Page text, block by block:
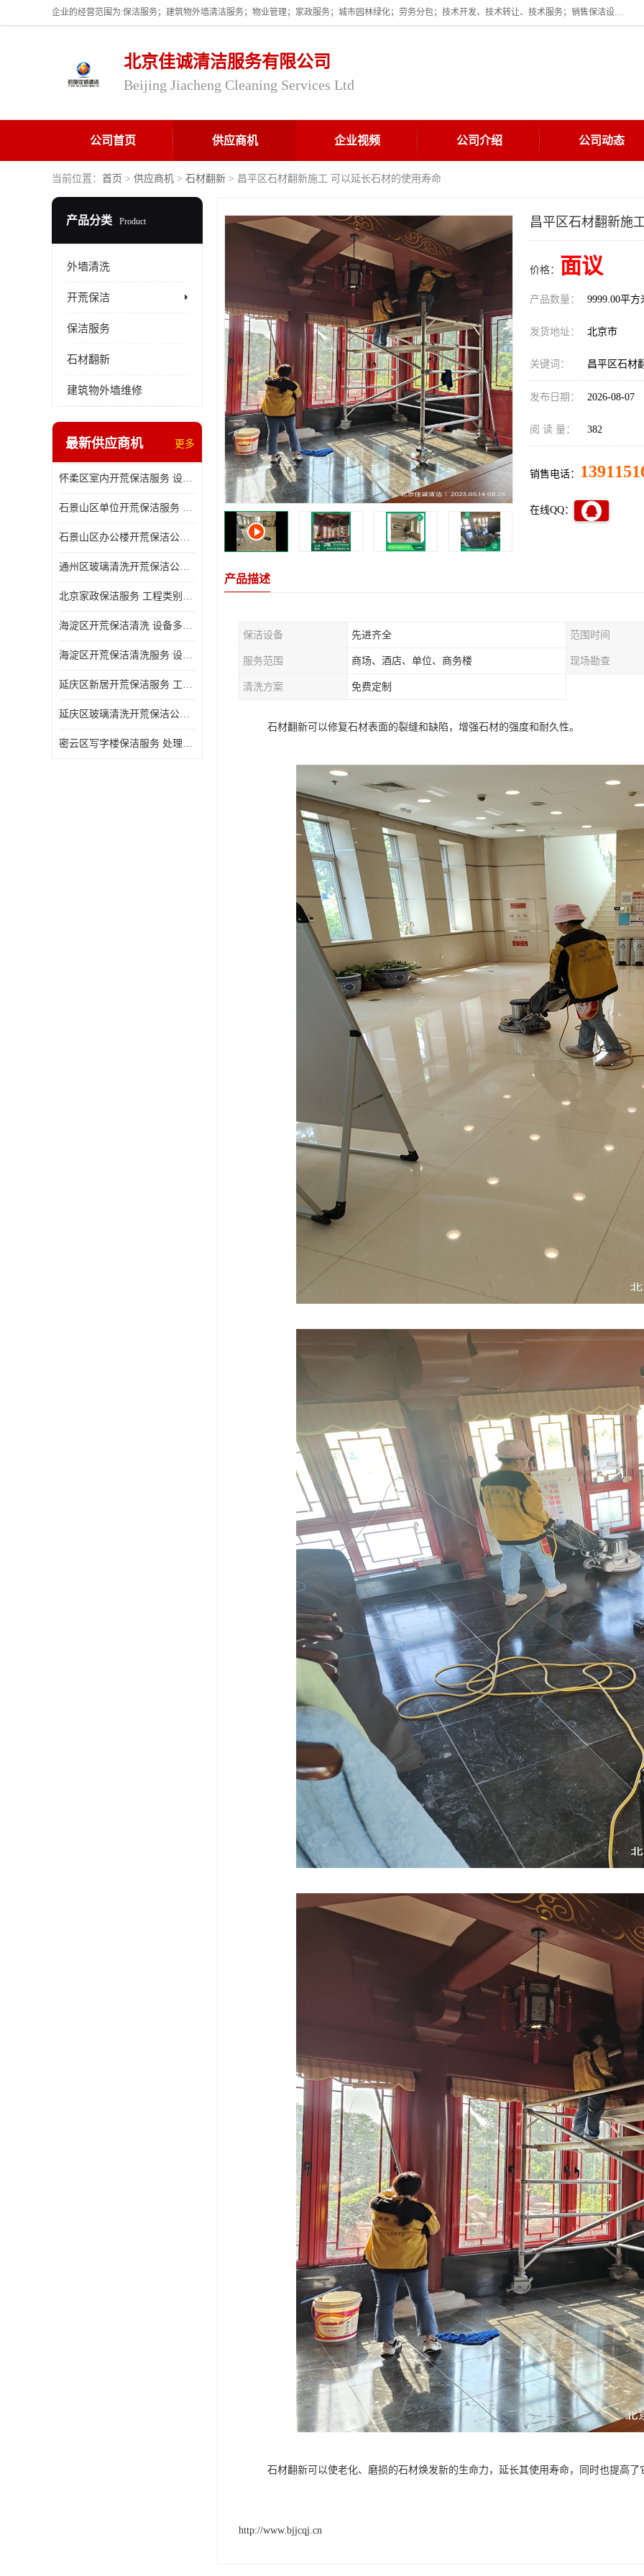
企业的经营范围为:保洁服务；建筑物外墙清洁服务；物业管理；家政服务；城市园林绿化；劳务分包；技术开发、技术转让、技术服务；销售保洁设备、卫生用品、化工产品（不含危险化学品及一类易制毒化学品）、日用品、办公设备、建筑材料、装饰材料；图文设计；清洁服务（不含餐具消毒）；中央空调维修；工程设计；施工总承包；专业承包。
北京佳诚清洁服务有限公司
Beijing Jiacheng Cleaning Services Ltd
公司首页 供应商机 企业视频 公司介绍 公司动态
当前位置： 首页 > 供应商机 > 石材翻新 > 昌平区石材翻新施工 可以延长石材的使用寿命
产品分类 Product
外墙清洗
开荒保洁
保洁服务
石材翻新
建筑物外墙维修
最新供应商机 更多
怀柔区室内开荒保洁服务 设备多样 减轻日后打理工作
石景山区单位开荒保洁服务 省心省力 便于人员尽快入住
石景山区办公楼开荒保洁公司 设备多样 清洁知识全面
通州区玻璃清洗开荒保洁公司电话 省心省力 有效消除隐患
北京家政保洁服务 工程类别多 有效消除隐患
海淀区开荒保洁清洗 设备多样 避免会留下卫生死角
海淀区开荒保洁清洗服务 设备多样 清洁知识全面
延庆区新居开荒保洁服务 工程类别多 避免会留下卫生死角
延庆区玻璃清洗开荒保洁公司电话 处理细致 清洁知识全面
密云区写字楼保洁服务 处理细致 避免会留下卫生死角
昌平区石材翻新施
价格： 面议
产品数量： 9999.00平方
发货地址： 北京市
关键词： 昌平区石材
发布日期： 2026-08-07
阅 读 量： 382
销售电话：
在线QQ：
产品描述
保洁设备 先进齐全 范围时间
服务范围 商场、酒店、单位、商务楼 现场勘查
清洗方案 免费定制
石材翻新可以修复石材表面的裂缝和缺陷，增强石材的强度和耐久性。
石材翻新可以使老化、磨损的石材焕发新的生命力，延长其使用寿命，同时也提高了
http://www.bjjcqj.cn